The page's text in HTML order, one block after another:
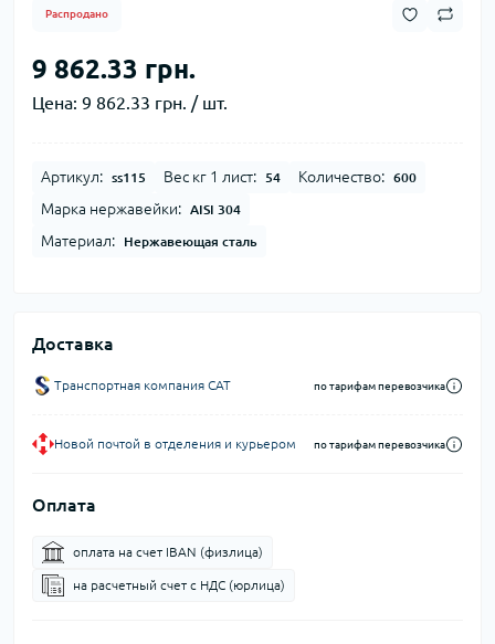
Распродано
9 862.33 грн.
Цена: 9 862.33 грн. / шт.
Артикул: ss115 Вес кг 1 лист: 54 Количество: 600
Марка нержавейки: AISI 304
Материал: Нержавеющая сталь
Доставка
Транспортная компания CAT по тарифам перевозчика
Новой почтой в отделения и курьером по тарифам перевозчика
Оплата
оплата на счет IBAN (физлица)
на расчетный счет c НДС (юрлица)